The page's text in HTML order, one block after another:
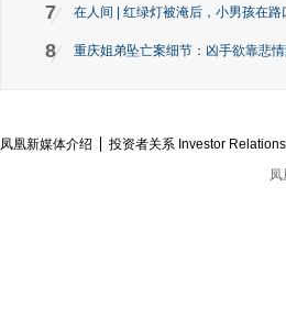
7 在人间 | 红绿灯被淹后，小男孩在
8 重庆姐弟坠亡案细节：凶手欲靠悲
凤凰新媒体介绍 投资者关系 Investor Relations
凤